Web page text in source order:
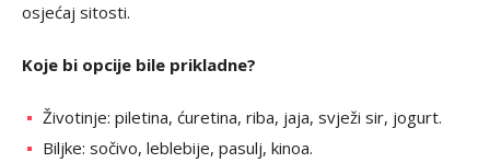
osjećaj sitosti.
Koje bi opcije bile prikladne?
Životinje: piletina, ćuretina, riba, jaja, svježi sir, jogurt.
Biljke: sočivo, leblebije, pasulj, kinoa.